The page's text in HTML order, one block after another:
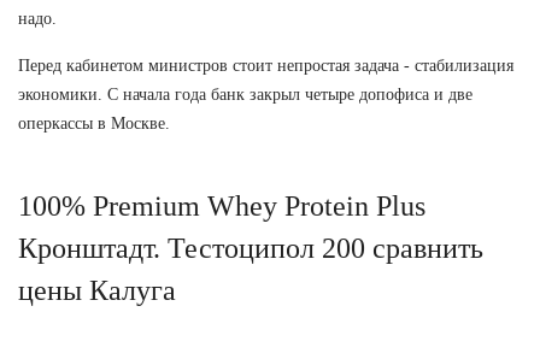
надо.
Перед кабинетом министров стоит непростая задача - стабилизация
экономики. С начала года банк закрыл четыре допофиса и две
оперкассы в Москве.
100% Premium Whey Protein Plus
Кронштадт. Тестоципол 200 сравнить
цены Калуга